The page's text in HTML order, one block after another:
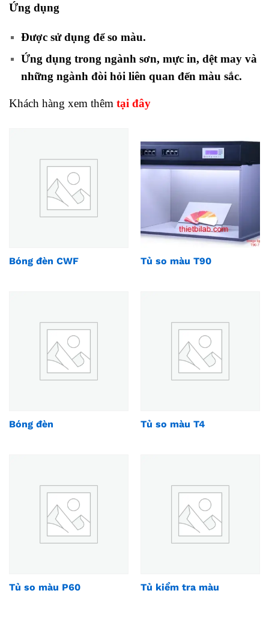
Ứng dụng
Được sử dụng để so màu.
Ứng dụng trong ngành sơn, mực in, dệt may và
những ngành đòi hỏi liên quan đến màu sắc.
Khách hàng xem thêm tại đây
Bóng đèn CWF Tủ so màu T90
Bóng đèn Tủ so màu T4
Tủ so màu P60 Tủ kiểm tra màu